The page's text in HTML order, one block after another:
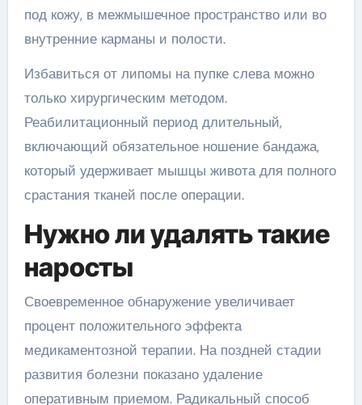
под кожу, в межмышечное пространство или во
внутренние карманы и полости.
Избавиться от липомы на пупке слева можно
только хирургическим методом.
Реабилитационный период длительный,
включающий обязательное ношение бандажа,
который удерживает мышцы живота для полного
срастания тканей после операции.
Нужно ли удалять такие
наросты
Своевременное обнаружение увеличивает
процент положительного эффекта
медикаментозной терапии. На поздней стадии
развития болезни показано удаление
оперативным приемом. Радикальный способ